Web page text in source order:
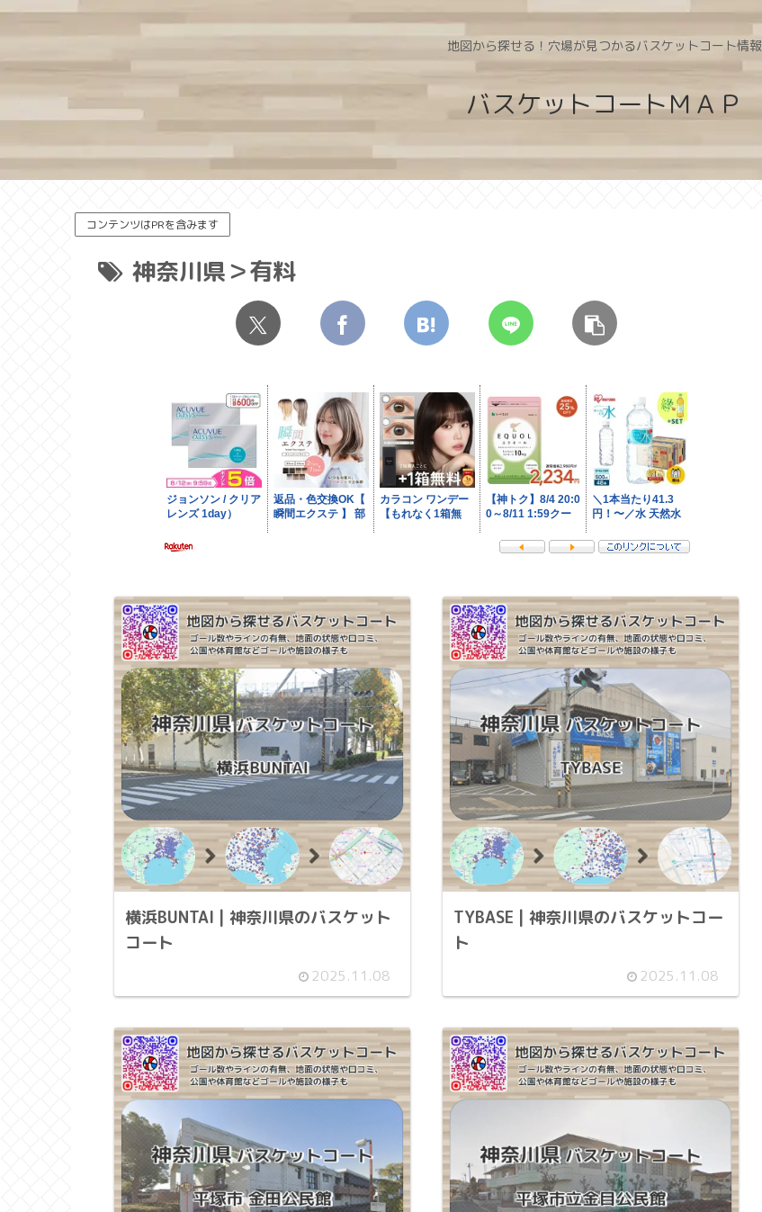
地図から探せる！穴場が見つかるバスケットコート情報
バスケットコートＭＡＰ
コンテンツはPRを含みます
神奈川県＞有料
横浜BUNTAI | 神奈川県のバスケット
コート
2025.11.08
TYBASE | 神奈川県のバスケットコー
ト
2025.11.08